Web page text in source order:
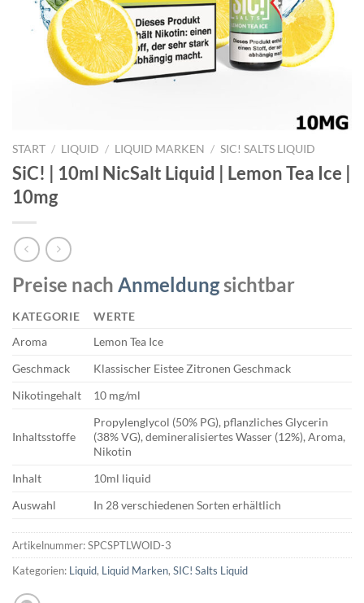
START / LIQUID / LIQUID MARKEN / SIC! SALTS LIQUID
SiC! | 10ml NicSalt Liquid | Lemon Tea Ice |
10mg
Preise nach Anmeldungsichtbar
KATEGORIE
WERTE
Aroma
Lemon Tea Ice
Geschmack
Klassischer Eistee Zitronen Geschmack
Nikotingehalt
10 mg/ml
Inhaltsstoffe
Propylenglycol (50% PG), pflanzliches Glycerin
(38% VG), demineralisiertes Wasser (12%), Aroma,
Nikotin
Inhalt
10ml liquid
Auswahl
In 28 verschiedenen Sorten erhältlich
Artikelnummer:SPCSPTLWOID-3
Kategorien: Liquid, Liquid Marken, SIC! Salts Liquid